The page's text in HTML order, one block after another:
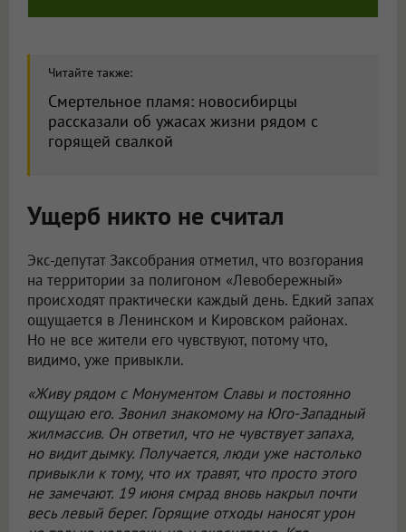
Читайте также:
Смертельное пламя: новосибирцы
рассказали об ужасах жизни рядом с
горящей свалкой
Ущерб никто не считал
Экс-депутат Заксобрания отметил, что возгорания
на территории за полигоном «Левобережный»
происходят практически каждый день. Едкий запах
ощущается в Ленинском и Кировском районах.
Но не все жители его чувствуют, потому что,
видимо, уже привыкли.
«Живу рядом с Монументом Славы и постоянно
ощущаю его. Звонил знакомому на Юго-Западный
жилмассив. Он ответил, что не чувствует запаха,
но видит дымку. Получается, люди уже настолько
привыкли к тому, что их травят, что просто этого
не замечают. 19 июня смрад вновь накрыл почти
весь левый берег. Горящие отходы наносят урон